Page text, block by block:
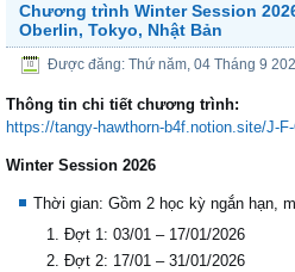
Chương trình Winter Session
Oberlin, Tokyo, Nhật Bản
Được đăng: Thứ năm, 04 Tháng 9
Thông tin chi tiết chương trình:
https://tangy-hawthorn-b4f.notion.site/J-
Winter Session 2026
Thời gian: Gồm 2 học kỳ ngắn hạn,
Đợt 1: 03/01 – 17/01/2026
Đợt 2: 17/01 – 31/01/2026